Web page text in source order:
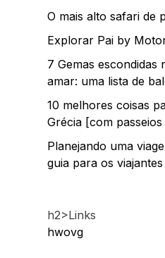
O mais alto safari de
Explorar Pai by
7 Gemas escondidas
amar: uma lista de
10 melhores coisas
Grécia [com passeios
Planejando uma
guia para os viajantes
h2>Links
hwovg